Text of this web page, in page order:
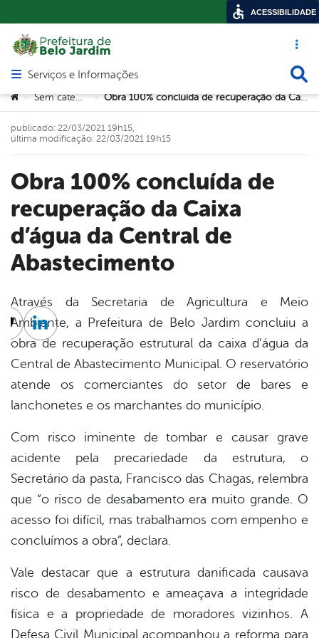
Acesso
Abrir menu principal de navegação
Serviços e Informações
Você está aqui:
> Sem categoria > Obra 100% concluída de recuperação da Caixa d’água da Central de Abastecimento
Obra 100% concluída de
recuperação da Caixa
d’água da Central de
Abastecimento
publicado: 22/03/2021 19h15,
última modificação: 22/03/2021 19h15
Através da Secretaria de Agricultura e Meio
Ambiente, a Prefeitura de Belo Jardim concluiu a
obra de recuperação estrutural da caixa d’água da
Central de Abastecimento Municipal. O reservatório
atende os comerciantes do setor de bares e
lanchonetes e os marchantes do município.
Com risco iminente de tombar e causar grave
acidente pela precariedade da estrutura, o
Secretário da pasta, Francisco das Chagas, relembra
que “o risco de desabamento era muito grande. O
acesso foi difícil, mas trabalhamos com empenho e
concluímos a obra”, declara.
Vale destacar que a estrutura danificada causava
risco de desabamento e ameaçava a integridade
física e a propriedade de moradores vizinhos. A
Defesa Civil Municipal acompanhou a reforma para
Twitter
Linkedin
ACESSIBILIDADE